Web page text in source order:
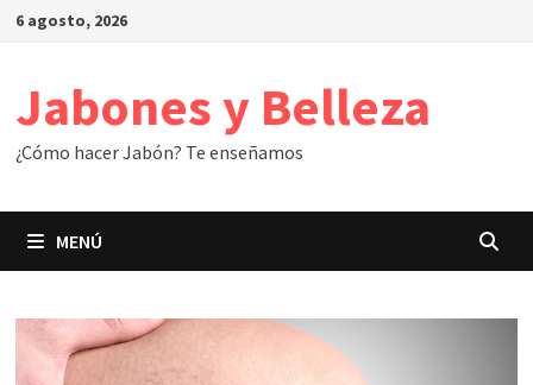
Saltar
6 agosto, 2026
Jabones y Belleza
¿Cómo hacer Jabón? Te enseñamos
MENÚ